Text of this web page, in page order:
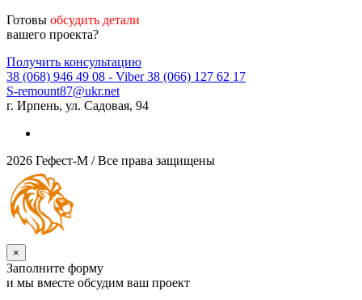
Готовы обсудить детали
вашего проекта?
Получить консультацию
38 (068) 946 49 08 - Viber 38 (066) 127 62 17
S-remount87@ukr.net
г. Ирпень, ул. Садовая, 94
2026 Гефест-М / Все права защищены
×
Заполните форму
и мы вместе обсудим ваш проект